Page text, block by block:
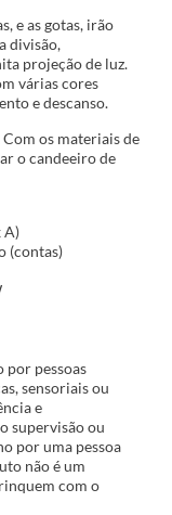
e as gotas, irão
divisão,
projeção de luz.
várias cores
e descanso.
os materiais de
o candeeiro de
A)
(contas)
por pessoas
sensoriais ou
e
supervisão ou
por uma pessoa
não é um
com o